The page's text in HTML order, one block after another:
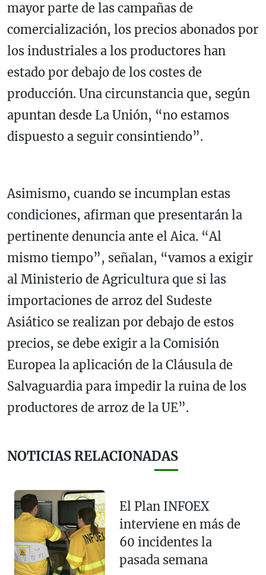
mayor parte de las campañas de
comercialización, los precios abonados por
los industriales a los productores han
estado por debajo de los costes de
producción. Una circunstancia que, según
apuntan desde La Unión, “no estamos
dispuesto a seguir consintiendo”.
Asimismo, cuando se incumplan estas
condiciones, afirman que presentarán la
pertinente denuncia ante el Aica. “Al
mismo tiempo”, señalan, “vamos a exigir
al Ministerio de Agricultura que si las
importaciones de arroz del Sudeste
Asiático se realizan por debajo de estos
precios, se debe exigir a la Comisión
Europea la aplicación de la Cláusula de
Salvaguardia para impedir la ruina de los
productores de arroz de la UE”.
NOTICIAS RELACIONADAS
El Plan INFOEX
interviene en más de
60 incidentes la
pasada semana